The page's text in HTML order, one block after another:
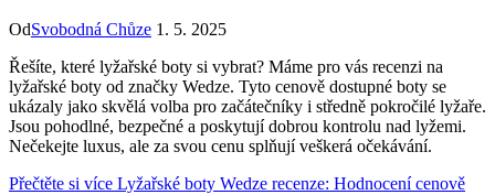
OdSvobodná Chůze 1. 5. 2025
Řešíte, které lyžařské boty si vybrat? Máme pro vás recenzi na
lyžařské boty od značky Wedze. Tyto cenově dostupné boty se
ukázaly jako skvělá volba pro začátečníky i středně pokročilé lyžaře.
Jsou pohodlné, bezpečné a poskytují dobrou kontrolu nad lyžemi.
Nečekejte luxus, ale za svou cenu splňují veškerá očekávání.
Přečtěte si více Lyžařské boty Wedze recenze: Hodnocení cenově